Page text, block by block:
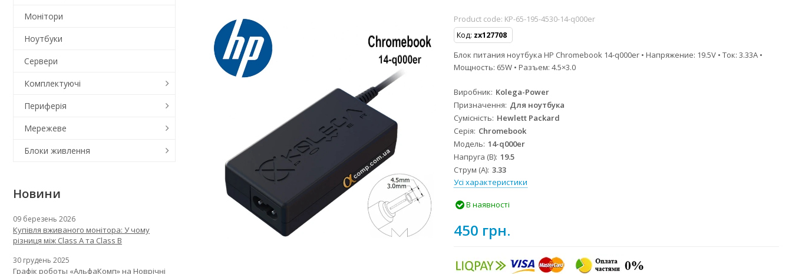
Product code: KP-65-195-4530-14-q000er
Код: zx127708
Блок питания ноутбука HP Chromebook 14-q000er • Напряжение: 19.5V • Ток: 3.33A •
Мощность: 65W • Разъем: 4.5×3.0
Виробник Kolega-Power
Призначення Для ноутбука
Сумісність Hewlett Packard
Серія Chromebook
Модель 14-q000er
Напруга (В) 19.5
Струм (А) 3.33
Усі характеристики
В наявності
450 грн.
Монітори
Ноутбуки
Сервери
Комплектуючі
Периферія
Мережеве
Блоки живлення
Новини
09 березень 2026
Купівля вживаного монітора: У чому
різниця між Class A та Class B
30 грудень 2025
Графік роботы «АльфаКомп» на Новрічні